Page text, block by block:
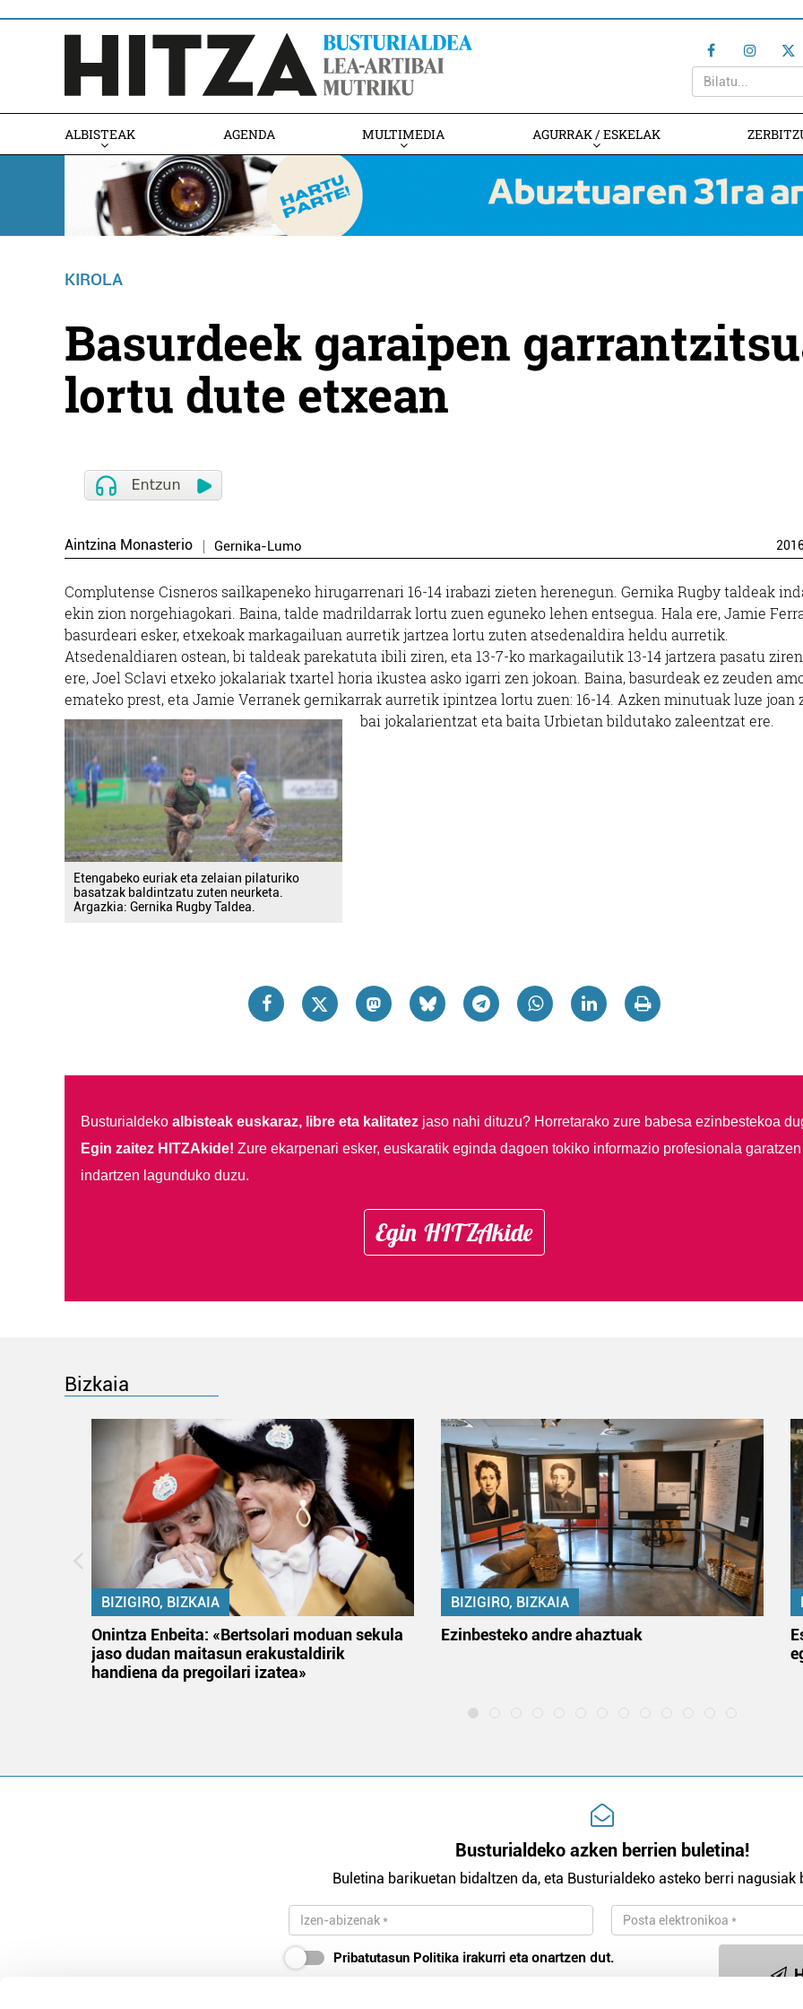
ALBISTEAK AGENDA MULTIMEDIA AGURRAK / ESKELAK
KIROLA
Basurdeek garaipen
lortu dute etxean
Aintzina Monasterio Gernika-Lumo
Complutense Cisneros sailkapeneko hirugarrenari 16-14 irabazi zieten herenegun. Gernika Rugby taldeak
ekin zion norgehiagokari. Baina, talde madrildarrak lortu zuen eguneko lehen entsegua. Hala ere, Jamie
basurdeari esker, etxekoak markagailuan aurretik jartzea lortu zuten atsedenaldira heldu aurretik.
Atsedenaldiaren ostean, bi taldeak parekatuta ibili ziren, eta 13-7-ko markagailutik 13-14 jartzera pasatu
ere, Joel Sclavi etxeko jokalariak txartel horia ikustea asko igarri zen jokoan. Baina, basurdeak ez zeuden
emateko prest, eta Jamie Verranek gernikarrak aurretik ipintzea lortu zuen: 16-14. Azken minutuak luze joan
bai jokalarientzat eta baita Urbietan bildutako zaleentzat ere.
Etengabeko euriak eta zelaian pilaturiko
basatzak baldintzatu zuten neurketa.
Argazkia: Gernika Rugby Taldea.
Busturialdeko albisteak euskaraz, libre eta kalitatezjaso nahi dituzu? Horretarako zure babesa ezinbestekoa
Egin zaitez HITZAkide! Zure ekarpenari esker, euskaratik eginda dagoen tokiko informazio profesionala garatzen
indartzen lagunduko duzu.
Egin HITZAkide
Bizkaia
BIZIGIRO, BIZKAIA
Onintza Enbeita: «Bertsolari moduan sekula
jaso dudan maitasun erakustaldirik
handiena da pregoilari izatea»
BIZIGIRO, BIZKAIA
Ezinbesteko andre ahaztuak
Busturialdeko azken berrien buletina!
Buletina barikuetan bidaltzen da, eta Busturialdeko asteko berri nagusiak
Pribatutasun Politika irakurri eta onartzen dut.